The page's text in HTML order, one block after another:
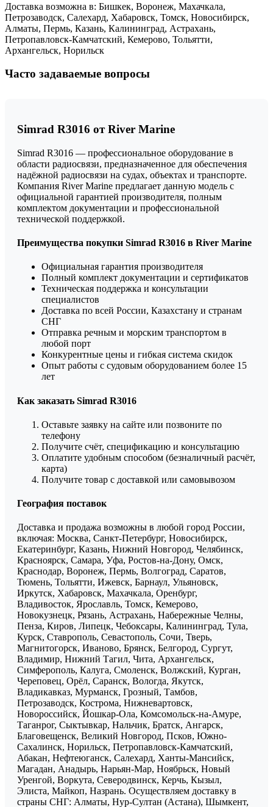
Доставка возможна в: Бишкек, Воронеж, Махачкала,
Петрозаводск, Салехард, Хабаровск, Томск, Новосибирск,
Алматы, Пермь, Казань, Калининград, Астрахань,
Петропавловск-Камчатский, Кемерово, Тольятти,
Архангельск, Норильск
Часто задаваемые вопросы
Simrad R3016 от River Marine
Simrad R3016 — профессиональное оборудование в
области радиосвязи, предназначенное для обеспечения
надёжной радиосвязи на судах, объектах и транспорте.
Компания River Marine предлагает данную модель с
официальной гарантией производителя, полным
комплектом документации и профессиональной
технической поддержкой.
Преимущества покупки Simrad R3016 в River Marine
Официальная гарантия производителя
Полный комплект документации и сертификатов
Техническая поддержка и консультации
специалистов
Доставка по всей России, Казахстану и странам
СНГ
Отправка речным и морским транспортом в
любой порт
Конкурентные цены и гибкая система скидок
Опыт работы с судовым оборудованием более 15
лет
Как заказать Simrad R3016
Оставьте заявку на сайте или позвоните по
телефону
Получите счёт, спецификацию и консультацию
Оплатите удобным способом (безналичный расчёт,
карта)
Получите товар с доставкой или самовывозом
География поставок
Доставка и продажа возможны в любой город России,
включая: Москва, Санкт-Петербург, Новосибирск,
Екатеринбург, Казань, Нижний Новгород, Челябинск,
Красноярск, Самара, Уфа, Ростов-на-Дону, Омск,
Краснодар, Воронеж, Пермь, Волгоград, Саратов,
Тюмень, Тольятти, Ижевск, Барнаул, Ульяновск,
Иркутск, Хабаровск, Махачкала, Оренбург,
Владивосток, Ярославль, Томск, Кемерово,
Новокузнецк, Рязань, Астрахань, Набережные Челны,
Пенза, Киров, Липецк, Чебоксары, Калининград, Тула,
Курск, Ставрополь, Севастополь, Сочи, Тверь,
Магнитогорск, Иваново, Брянск, Белгород, Сургут,
Владимир, Нижний Тагил, Чита, Архангельск,
Симферополь, Калуга, Смоленск, Волжский, Курган,
Череповец, Орёл, Саранск, Вологда, Якутск,
Владикавказ, Мурманск, Грозный, Тамбов,
Петрозаводск, Кострома, Нижневартовск,
Новороссийск, Йошкар-Ола, Комсомольск-на-Амуре,
Таганрог, Сыктывкар, Нальчик, Братск, Ангарск,
Благовещенск, Великий Новгород, Псков, Южно-
Сахалинск, Норильск, Петропавловск-Камчатский,
Абакан, Нефтеюганск, Салехард, Ханты-Мансийск,
Магадан, Анадырь, Нарьян-Мар, Ноябрьск, Новый
Уренгой, Воркута, Северодвинск, Керчь, Кызыл,
Элиста, Майкоп, Назрань. Осуществляем доставку в
страны СНГ: Алматы, Нур-Султан (Астана), Шымкент,